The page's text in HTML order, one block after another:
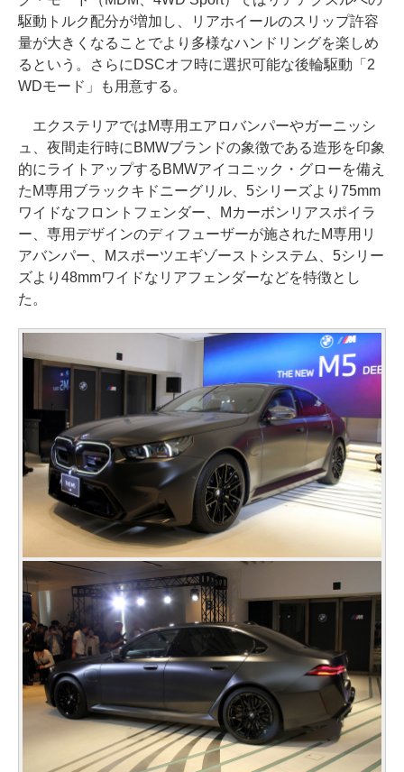
駆動トルク配分が増加し、リアホイールのスリップ許容
量が大きくなることでより多様なハンドリングを楽しめ
るという。さらにDSCオフ時に選択可能な後輪駆動「2
WDモード」も用意する。
エクステリアではM専用エアロバンパーやガーニッシ
ュ、夜間走行時にBMWブランドの象徴である造形を印象
的にライトアップするBMWアイコニック・グローを備え
たM専用ブラックキドニーグリル、5シリーズより75mm
ワイドなフロントフェンダー、Mカーボンリアスポイラ
ー、専用デザインのディフューザーが施されたM専用リ
アバンパー、Mスポーツエギゾーストシステム、5シリー
ズより48mmワイドなリアフェンダーなどを特徴とし
た。